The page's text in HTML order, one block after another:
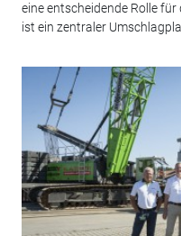
eine entscheidende Rolle
ist ein zentraler